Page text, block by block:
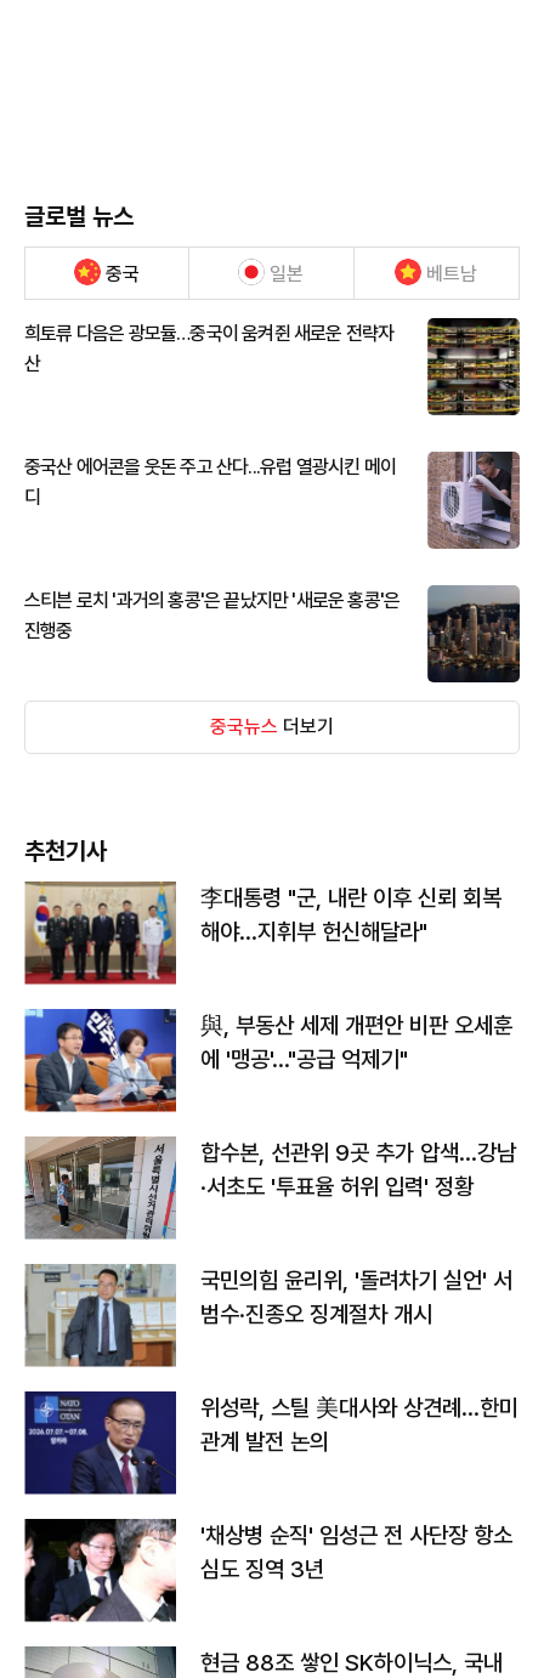
글로벌 뉴스
중국 일본 베트남
희토류 다음은 광모듈…중국이 움켜쥔 새로운 전략자
산
중국산 에어콘을 웃돈 주고 산다...유럽 열광시킨 메이
디
스티븐 로치 '과거의 홍콩'은 끝났지만 '새로운 홍콩'은
진행중
중국뉴스 더보기
추천기사
李대통령 "군, 내란 이후 신뢰 회복
해야…지휘부 헌신해달라"
與, 부동산 세제 개편안 비판 오세훈
에 '맹공'…"공급 억제기"
합수본, 선관위 9곳 추가 압색…강남
·서초도 '투표율 허위 입력' 정황
국민의힘 윤리위, '돌려차기 실언' 서
범수·진종오 징계절차 개시
위성락, 스틸 美대사와 상견례…한미
관계 발전 논의
'채상병 순직' 임성근 전 사단장 항소
심도 징역 3년
현금 88조 쌓인 SK하이닉스, 국내